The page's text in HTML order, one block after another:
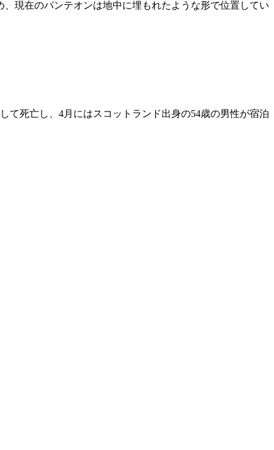
現在のパンテオンは地中に埋もれたような形で位置してい
て死亡し、4月にはスコットランド出身の54歳の男性が宿泊